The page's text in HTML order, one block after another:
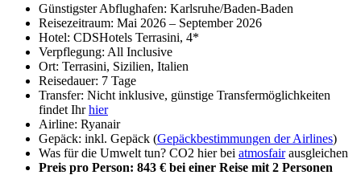
Günstigster Abflughafen: Karlsruhe/Baden-Baden
Reisezeitraum: Mai 2026 – September 2026
Hotel: CDSHotels Terrasini, 4*
Verpflegung: All Inclusive
Ort: Terrasini, Sizilien, Italien
Reisedauer: 7 Tage
Transfer: Nicht inklusive, günstige Transfermöglichkeiten
findet Ihrhier
Airline: Ryanair
Gepäck: inkl. Gepäck (Gepäckbestimmungen der Airlines)
Was für die Umwelt tun? CO2 hier bei atmosfairausgleichen
Preis pro Person: 843 € bei einer Reise mit 2 Personen